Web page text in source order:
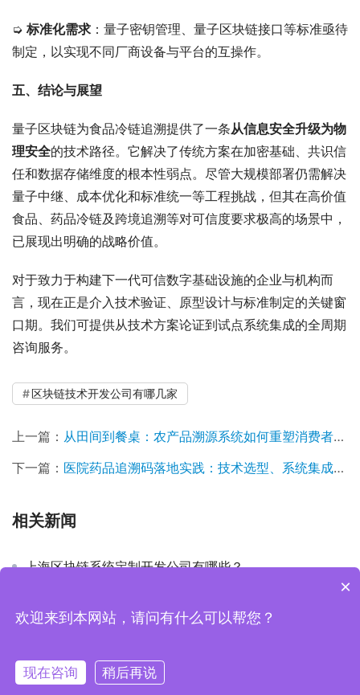
➭ 标准化需求 ：量子密钥管理、量子区块链接口等标准亟待
制定，以实现不同厂商设备与平台的互操作。
五、结论与展望
量子区块链为食品冷链追溯提供了一条从信息安全升级为物
理安全的技术路径。它解决了传统方案在加密基础、共识信
任和数据存储维度的根本性弱点。尽管大规模部署仍需解决
量子中继、成本优化和标准统一等工程挑战，但其在高价值
食品、药品冷链及跨境追溯等对可信度要求极高的场景中，
已展现出明确的战略价值。
对于致力于构建下一代可信数字基础设施的企业与机构而
言，现在正是介入技术验证、原型设计与标准制定的关键窗
口期。我们可提供从技术方案论证到试点系统集成的全周期
咨询服务。
区块链技术开发公司有哪几家
上一篇： 从田间到餐桌：农产品溯源系统如何重塑消费者信任与产业价值
下一篇： 医院药品追溯码落地实践：技术选型、系统集成与闭环管理深度解析
相关新闻
上海区块链系统定制开发公司有哪些？
×
欢迎来到本网站，请问有什么可以帮您？
现在咨询 稍后再说